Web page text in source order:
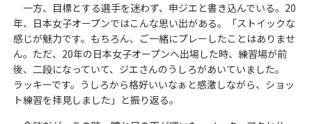
一方、目標とする選手を迷わず、申ジエと書き込んでいる。20
年、日本女子オープンではこんな思い出がある。「ストイックな
感じが魅力です。もちろん、ご一緒にプレーしたことはありませ
ん。ただ、20年の日本女子オープンへ出場した時、練習場が前
後、二段になっていて、ジエさんのうしろがあいていました。
ラッキーです。うしろから格好いいなぁと感激しながら、ショッ
ト練習を拝見しました」と振り返る。